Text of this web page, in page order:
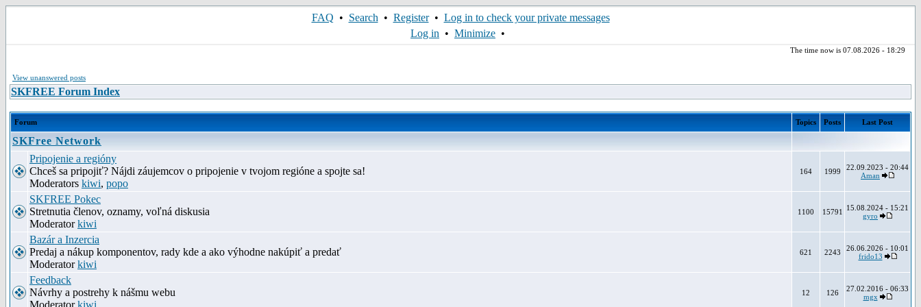
FAQ • Search • Register• Log in to check your private messages
Log in • Minimize •
The time now is 07.08.2026 - 18:29
View unanswered posts
SKFREE Forum Index
Forum Topics Posts Last Post
SKFree Network
Pripojenie a regióny
Chceš sa pripojiť? Nájdi záujemcov o pripojenie v tvojom regióne a spojte sa!
Moderators kiwi, popo
164 1999
22.09.2023 - 20:44
Aman
SKFREE Pokec
Stretnutia členov, oznamy, voľná diskusia
Moderatorkiwi
1100 15791
15.08.2024 - 15:21
gyro
Bazár a Inzercia
Predaj a nákup komponentov, rady kde a ako výhodne nakúpiť a predať
Moderatorkiwi
621 2243
26.06.2026 - 10:01
frido13
Feedback
Návrhy a postrehy k nášmu webu
Moderatorkiwi
12 126
27.02.2016 - 06:33
mgx